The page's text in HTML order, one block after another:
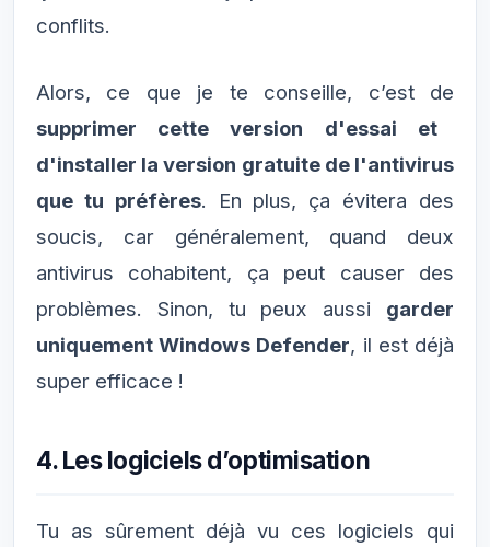
conflits.
Alors, ce que je te conseille, c’est de
supprimer cette version d'essai et
d'installer la version gratuite de l'antivirus
que tu préfères. En plus, ça évitera des
soucis, car généralement, quand deux
antivirus cohabitent, ça peut causer des
problèmes. Sinon, tu peux aussi garder
uniquement Windows Defender, il est déjà
super efficace !
4. Les logiciels d’optimisation
Tu as sûrement déjà vu ces logiciels qui